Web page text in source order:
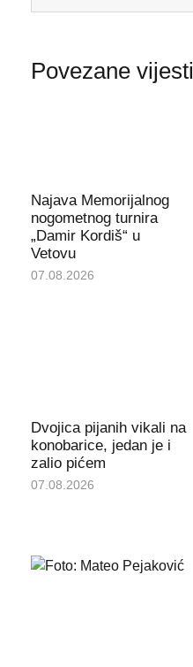
Povezane vijesti
Najava Memorijalnog
nogometnog turnira
„Damir Kordiš“ u
Vetovu
07.08.2026
Dvojica pijanih vikali na
konobarice, jedan je i
zalio pićem
07.08.2026